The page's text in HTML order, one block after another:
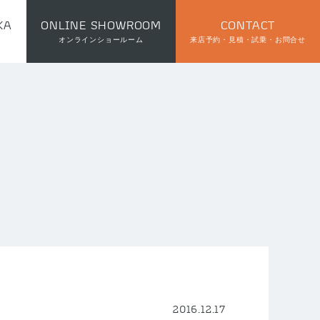
ONLINE SHOWROOM
オンラインショールーム
CONTACT
来店予約・見積・試乗・お問合せ
2016.12.17